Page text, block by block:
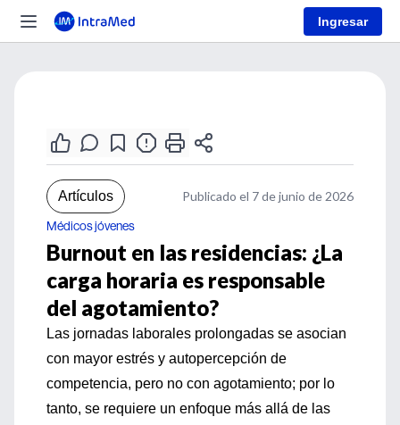
Ingresar
Artículos Publicado el 7 de junio de 2026
Médicos jóvenes
Burnout en las residencias: ¿La
carga horaria es responsable
del agotamiento?
Las jornadas laborales prolongadas se asocian
con mayor estrés y autopercepción de
competencia, pero no con agotamiento; por lo
tanto, se requiere un enfoque más allá de las